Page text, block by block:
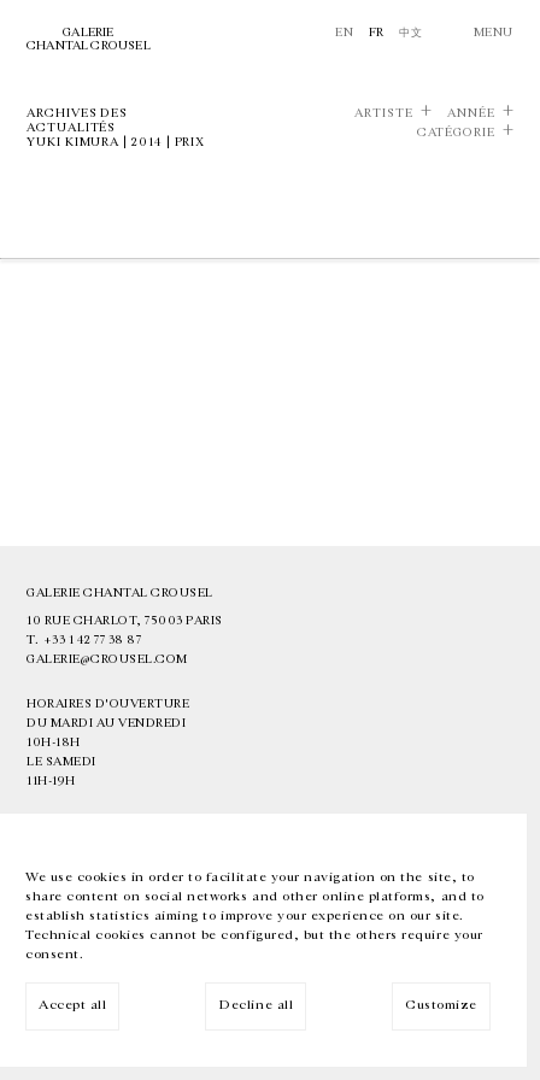
We use cookies in order to facilitate your navigation on the site, to
share content on social networks and other online platforms, and to
establish statistics aiming to improve your experience on our site.
Technical cookies cannot be configured, but the others require your
consent.
Accept all Decline all Customize
GALERIE
CHANTAL CROUSEL
EN FR 中文 MENU
ARCHIVES DES
ACTUALITÉS
YUKI KIMURA | 2014 | PRIX
ARTISTE
ANNÉE
CATÉGORIE
GALERIE CHANTAL CROUSEL
10 RUE CHARLOT, 75003 PARIS
T. +33 1 42 77 38 87
GALERIE@CROUSEL.COM
HORAIRES D'OUVERTURE
DU MARDI AU VENDREDI
10H-18H
LE SAMEDI
11H-19H
EN FR 中文 Facebook Instagram
Inscrivez-vous à notre newsletter